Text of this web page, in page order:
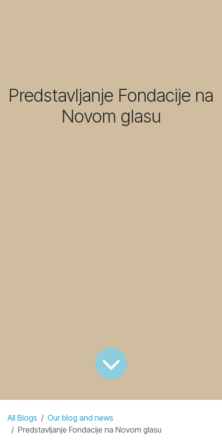
Predstavljanje Fondacije na
Novom glasu
All Blogs
Our blog and news
Predstavljanje Fondacije na Novom glasu